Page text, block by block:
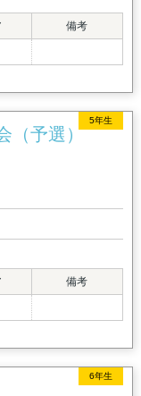
備考
（予選）
5年生
備考
6年生